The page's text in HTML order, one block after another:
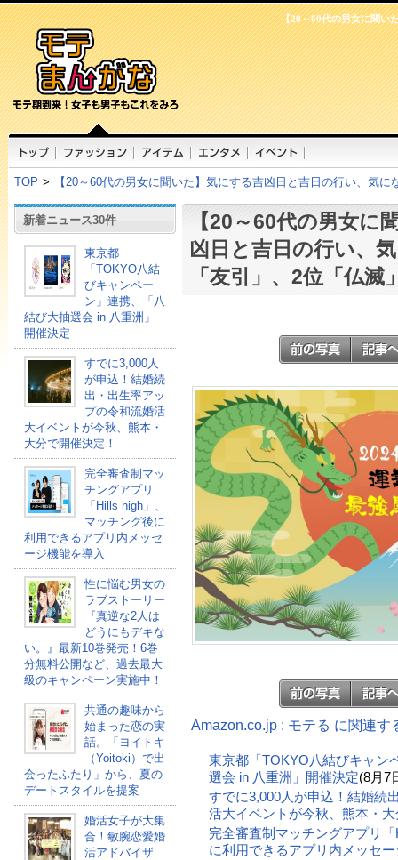
【20～60代の男女に聞い
TOP > 【20～60代の男女に聞いた】気にする吉凶日と吉日の行い、気
新着ニュース30件
東京都
「TOKYO八結
びキャンペー
ン」連携、「八
結び大抽選会 in 八重洲」
開催決定
すでに3,000人
が申込！結婚続
出・出生率アッ
プの令和流婚活
大イベントが今秋、熊本・
大分で開催決定！
完全審査制マッ
チングアプリ
「Hills high」、
マッチング後に
利用できるアプリ内メッセ
ージ機能を導入
性に悩む男女の
ラブストーリー
『真逆な2人は
どうにもデキな
い。』最新10巻発売！6巻
分無料公開など、過去最大
級のキャンペーン実施中！
共通の趣味から
始まった恋の実
話。「ヨイトキ
（Yoitoki）で出
会ったふたり」から、夏の
デートスタイルを提案
婚活女子が大集
合！敏腕恋愛婚
活アドバイザ
【20～60代の男女に
凶日と吉日の行い、
「友引」、2位「仏滅
Amazon.co.jp : モテる に関連す
東京都「TOKYO八結びキャン
選会 in 八重洲」開催決定(8月7
すでに3,000人が申込！結婚続
活大イベントが今秋、熊本・
完全審査制マッチングアプリ
に利用できるアプリ内メッセ